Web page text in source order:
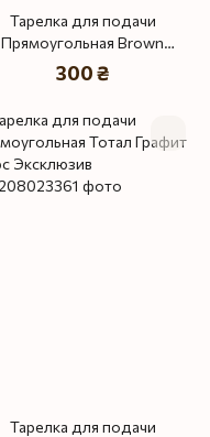
Тарелка для подачи
Прямоугольная Brown
Барбарис
300 ₴
Тарелка для подачи